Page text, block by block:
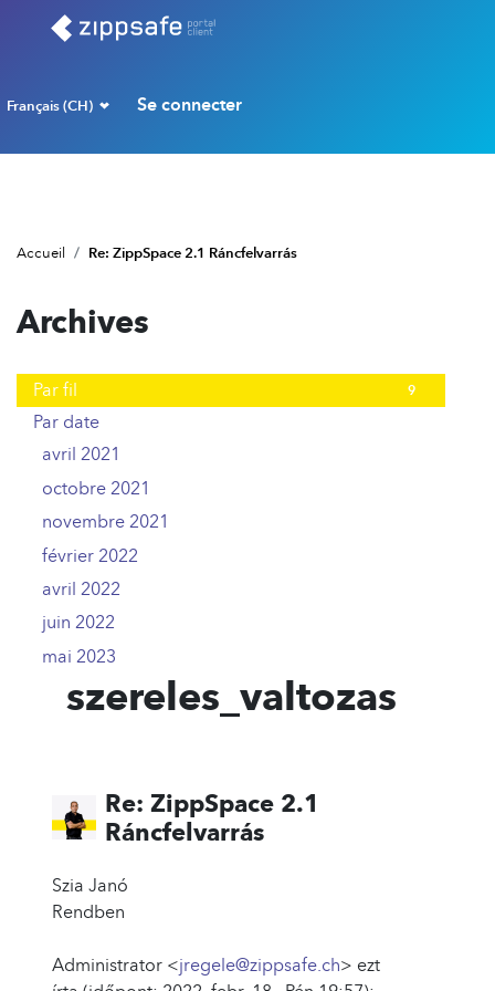
Français (CH) Se connecter
Accueil Re: ZippSpace 2.1 Ráncfelvarrás
Archives
Par fil 9
Par date
avril 2021
octobre 2021
novembre 2021
février 2022
avril 2022
juin 2022
mai 2023
szereles_valtozas
Re: ZippSpace 2.1
Ráncfelvarrás
Szia Janó
Rendben
Administrator <jregele@zippsafe.ch> ezt